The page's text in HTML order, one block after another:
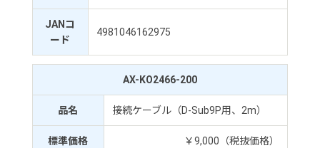
JANコ
ード
4981046162975
AX-KO2466-200
品名 接続ケーブル（D-Sub9P用、2m）
標準価格 ￥9,000（税抜価格）